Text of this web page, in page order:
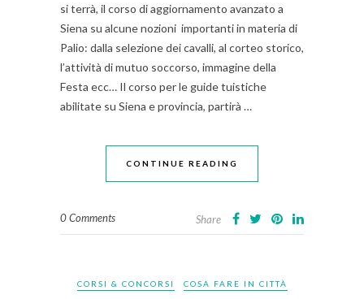
si terrà, il corso di aggiornamento avanzato a
Siena su alcune nozioni importanti in materia di
Palio: dalla selezione dei cavalli, al corteo storico,
l’attività di mutuo soccorso, immagine della
Festa ecc… Il corso per le guide tuistiche
abilitate su Siena e provincia, partirà …
CONTINUE READING
0 Comments Share
CORSI & CONCORSI COSA FARE IN CITTÀ